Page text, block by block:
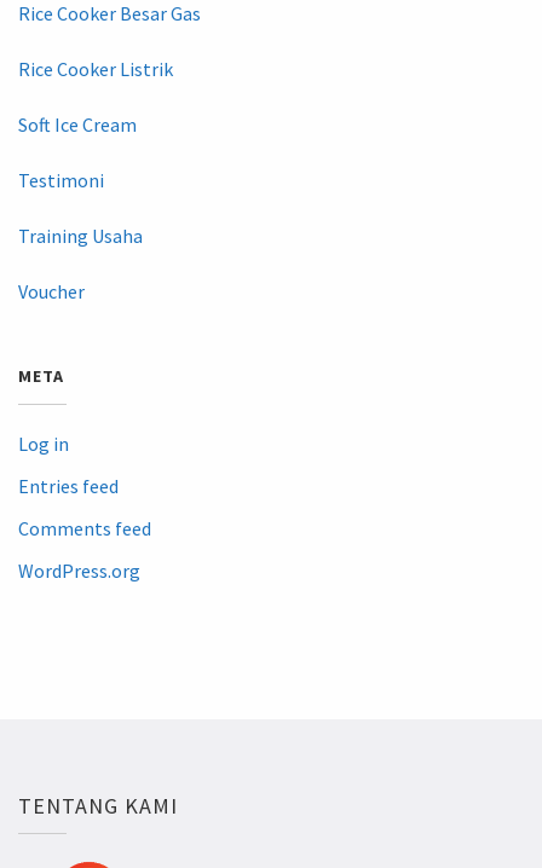
Rice Cooker Besar Gas
Rice Cooker Listrik
Soft Ice Cream
Testimoni
Training Usaha
Voucher
META
Log in
Entries feed
Comments feed
WordPress.org
TENTANG KAMI